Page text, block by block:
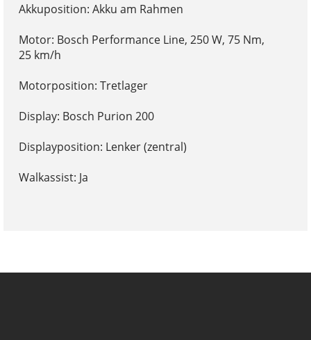
Akkuposition: Akku am Rahmen
Motor: Bosch Performance Line, 250 W, 75 Nm,
25 km/h
Motorposition: Tretlager
Display: Bosch Purion 200
Displayposition: Lenker (zentral)
Walkassist: Ja